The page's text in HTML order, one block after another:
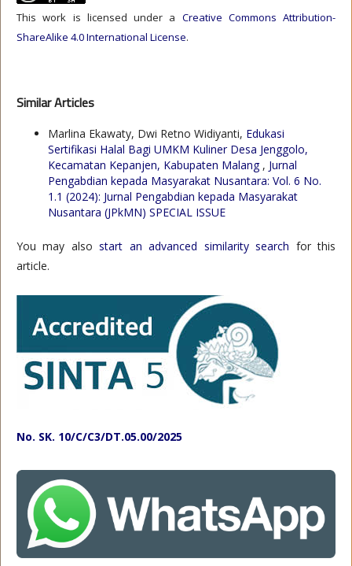
This work is licensed under a Creative Commons Attribution-
ShareAlike 4.0 International License.
Similar Articles
Marlina Ekawaty, Dwi Retno Widiyanti, Edukasi
Sertifikasi Halal Bagi UMKM Kuliner Desa Jenggolo,
Kecamatan Kepanjen, Kabupaten Malang , Jurnal
Pengabdian kepada Masyarakat Nusantara: Vol. 6 No.
1.1 (2024): Jurnal Pengabdian kepada Masyarakat
Nusantara (JPkMN) SPECIAL ISSUE
You may alsostart an advanced similarity search for this
article.
No. SK. 10/C/C3/DT.05.00/2025